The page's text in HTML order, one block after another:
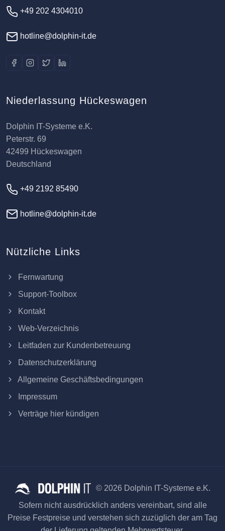
+49 202 4304010
hotline@dolphin-it.de
Niederlassung Hückeswagen
Dolphin IT-Systeme e.K.
Peterstr. 69
42499 Hückeswagen
Deutschland
+49 2192 85490
hotline@dolphin-it.de
Nützliche Links
Fernwartung
Support-Toolbox
Kontakt
Web-Verzeichnis
Leitfaden zur Kundenbetreuung
Datenschutzerklärung
Allgemeine Geschäftsbedingungen
Impressum
Verträge hier kündigen
© 2026 Dolphin IT-Systeme e.K.
Sofern nicht ausdrücklich anders vereinbart, sind alle
Preise Festpreise und verstehen sich zuzüglich der am Tag